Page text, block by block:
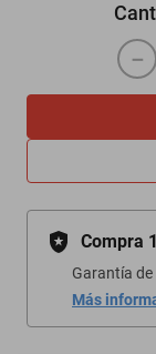
－
Compra
Garantía
Más